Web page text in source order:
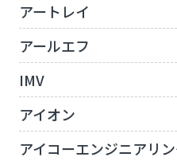
アートレイ
アールエフ
IMV
アイオン
アイコーエンジニアリ